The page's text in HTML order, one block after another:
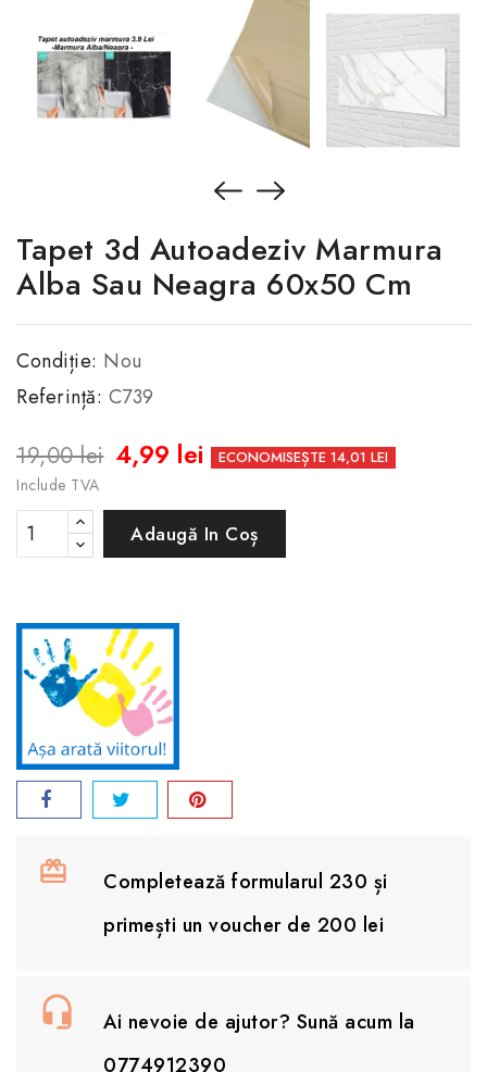
Tapet 3d Autoadeziv Marmura
Alba Sau Neagra 60x50 Cm
Condiție: Nou
Referință: C739
19,00 lei 4,99 lei ECONOMISEȘTE 14,01 LEI
Include TVA
Adaugă In Coș
Completează formularul 230 și
primești un voucher de 200 lei
Ai nevoie de ajutor? Sună acum la
0774912390